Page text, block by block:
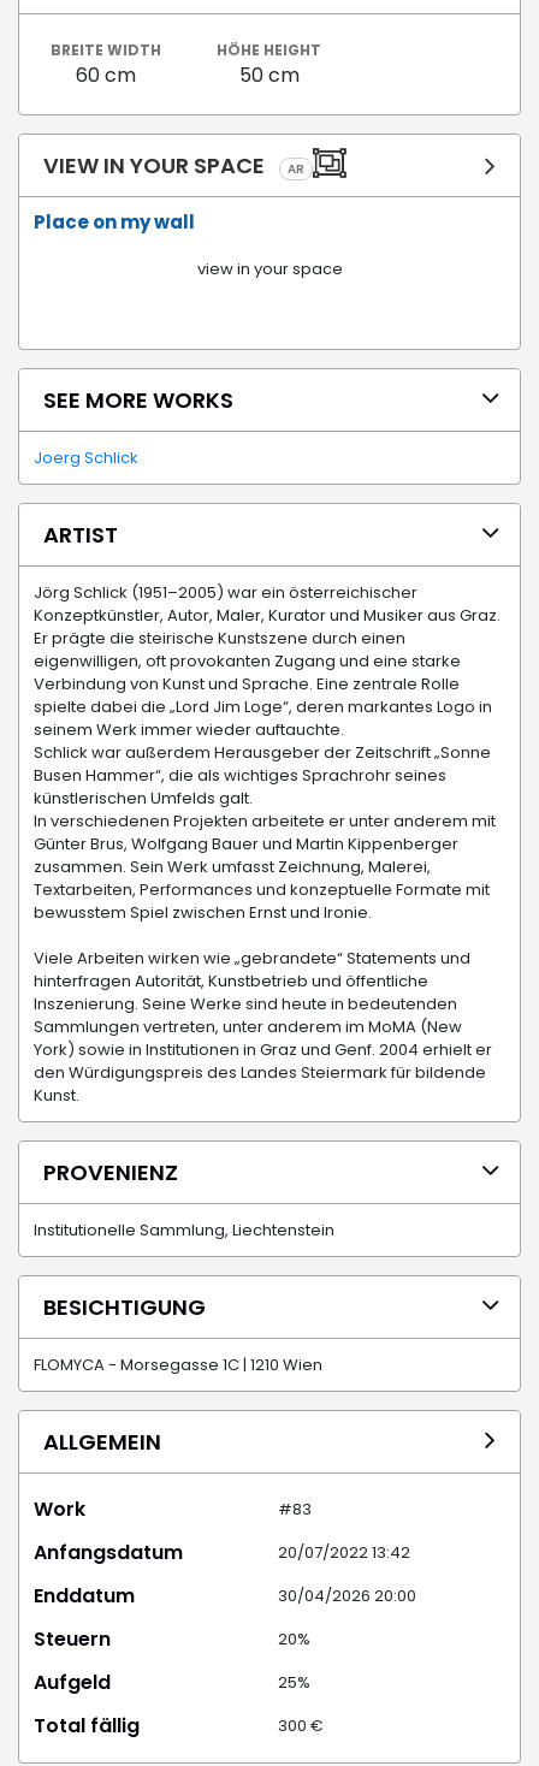
BREITE WIDTH
60 cm
HÖHE HEIGHT
50 cm
VIEW IN YOUR SPACE AR
Place on my wall
view in your space
SEE MORE WORKS
Joerg Schlick
ARTIST
Jörg Schlick (1951–2005) war ein österreichischer
Konzeptkünstler, Autor, Maler, Kurator und Musiker aus Graz.
Er prägte die steirische Kunstszene durch einen
eigenwilligen, oft provokanten Zugang und eine starke
Verbindung von Kunst und Sprache. Eine zentrale Rolle
spielte dabei die „Lord Jim Loge“, deren markantes Logo in
seinem Werk immer wieder auftauchte.
Schlick war außerdem Herausgeber der Zeitschrift „Sonne
Busen Hammer“, die als wichtiges Sprachrohr seines
künstlerischen Umfelds galt.
In verschiedenen Projekten arbeitete er unter anderem mit
Günter Brus, Wolfgang Bauer und Martin Kippenberger
zusammen. Sein Werk umfasst Zeichnung, Malerei,
Textarbeiten, Performances und konzeptuelle Formate mit
bewusstem Spiel zwischen Ernst und Ironie.
Viele Arbeiten wirken wie „gebrandete“ Statements und
hinterfragen Autorität, Kunstbetrieb und öffentliche
Inszenierung. Seine Werke sind heute in bedeutenden
Sammlungen vertreten, unter anderem im MoMA (New
York) sowie in Institutionen in Graz und Genf. 2004 erhielt er
den Würdigungspreis des Landes Steiermark für bildende
Kunst.
PROVENIENZ
Institutionelle Sammlung, Liechtenstein
BESICHTIGUNG
FLOMYCA - Morsegasse 1C | 1210 Wien
ALLGEMEIN
Work #83
Anfangsdatum 20/07/2022 13:42
Enddatum 30/04/2026 20:00
Steuern 20%
Aufgeld 25%
Total fällig 300 €